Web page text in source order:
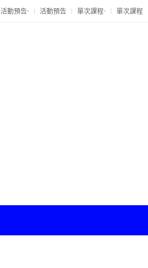
活動預告- 活動預告 單次課程- 單次課程